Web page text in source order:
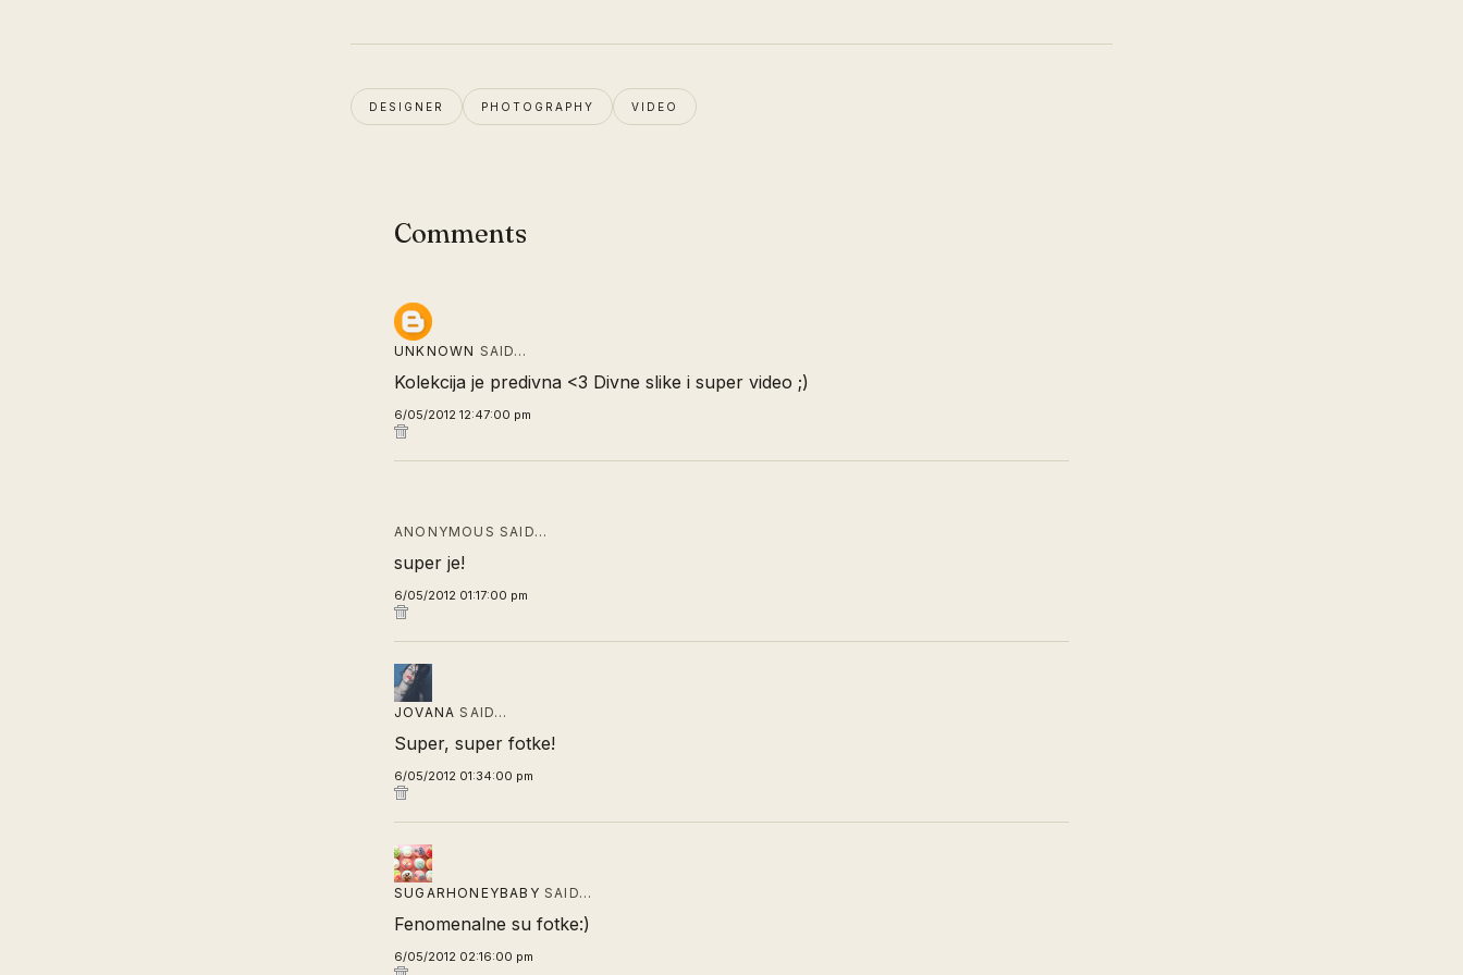
DESIGNER PHOTOGRAPHY VIDEO
Comments
UNKNOWN SAID…
Kolekcija je predivna <3 Divne slike i super video ;)
6/05/2012 12:47:00 pm
ANONYMOUS SAID…
super je!
6/05/2012 01:17:00 pm
JOVANA SAID…
Super, super fotke!
6/05/2012 01:34:00 pm
SUGARHONEYBABY SAID…
Fenomenalne su fotke:)
6/05/2012 02:16:00 pm